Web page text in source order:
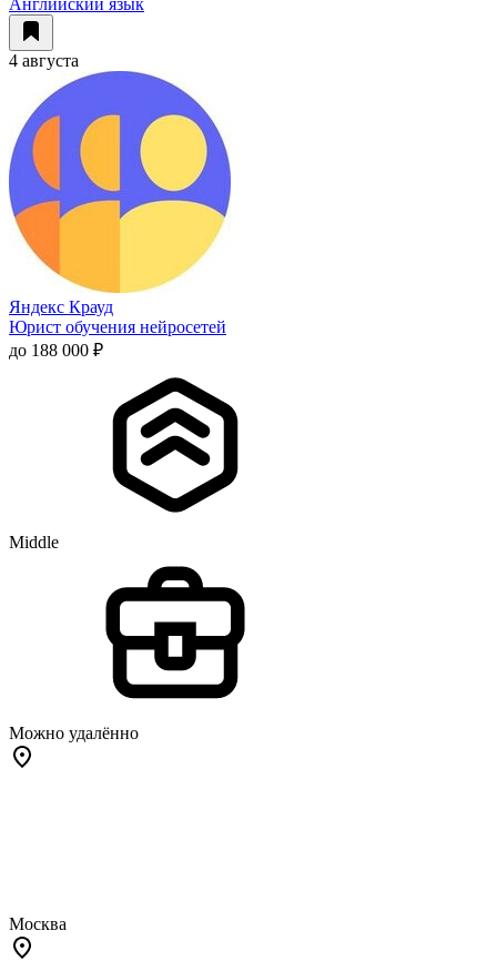
4 августа
Яндекс Крауд
Юрист обучения нейросетей
до 188 000 ₽
Middle
Можно удалённо
Москва